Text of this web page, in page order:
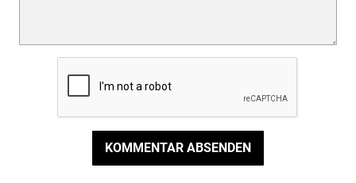
KOMMENTAR ABSENDEN